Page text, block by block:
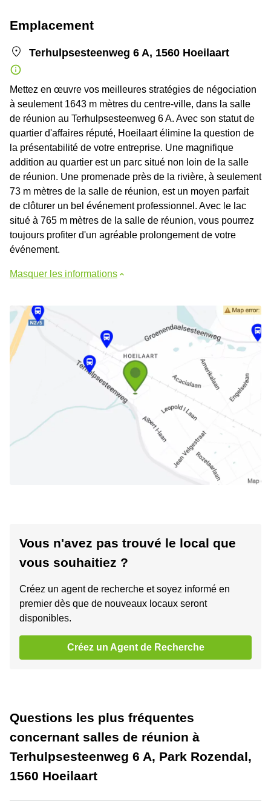
Emplacement
Terhulpsesteenweg 6 A, 1560 Hoeilaart
Mettez en œuvre vos meilleures stratégies de négociation
à seulement 1643 m mètres du centre-ville, dans la salle
de réunion au Terhulpsesteenweg 6 A. Avec son statut de
quartier d'affaires réputé, Hoeilaart élimine la question de
la présentabilité de votre entreprise. Une magnifique
addition au quartier est un parc situé non loin de la salle
de réunion. Une promenade près de la rivière, à seulement
73 m mètres de la salle de réunion, est un moyen parfait
de clôturer un bel événement professionnel. Avec le lac
situé à 765 m mètres de la salle de réunion, vous pourrez
toujours profiter d'un agréable prolongement de votre
événement.
Masquer les informations
Vous n'avez pas trouvé le local que
vous souhaitiez ?
Créez un agent de recherche et soyez informé en
premier dès que de nouveaux locaux seront
disponibles.
Créez un Agent de Recherche
Questions les plus fréquentes
concernant salles de réunion à
Terhulpsesteenweg 6 A, Park Rozendal,
1560 Hoeilaart